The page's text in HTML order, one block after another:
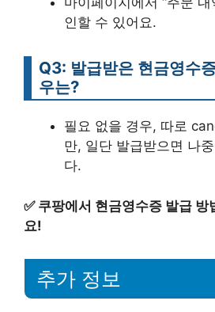
인할 수 있어요.
Q3: 발급받은 현금영수
우는?
필요 없을 경우, 따로
만, 일단 발급받으면 나
다.
✅ 쿠팡에서 현금영수증 발급 방
요!
추가 정보